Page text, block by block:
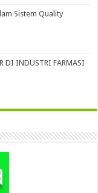
Sistem Quality
DI INDUSTRI FARMASI